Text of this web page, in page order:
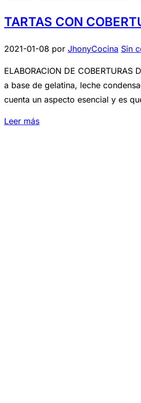
TARTAS CON
2021-01-08 por JhonyCocina Sin
ELABORACION DE
a base de gelatina, leche
cuenta un aspecto esencial y es
Leer más